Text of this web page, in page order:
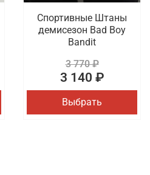
Спортивные Штаны
демисезон Bad Boy
Bandit
3 770 ₽
3 140 ₽
Выбрать